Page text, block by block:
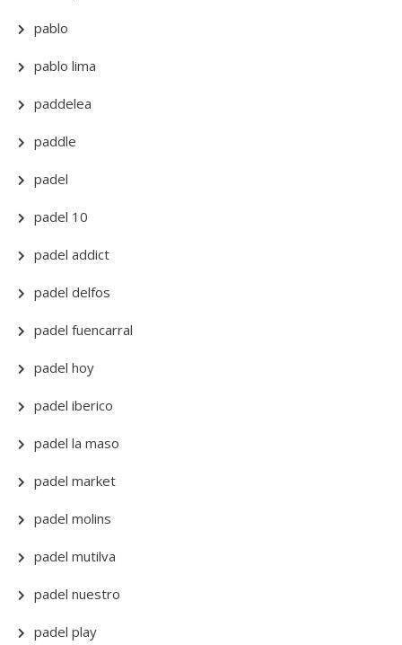
pablo
pablo lima
paddelea
paddle
padel
padel 10
padel addict
padel delfos
padel fuencarral
padel hoy
padel iberico
padel la maso
padel market
padel molins
padel mutilva
padel nuestro
padel play